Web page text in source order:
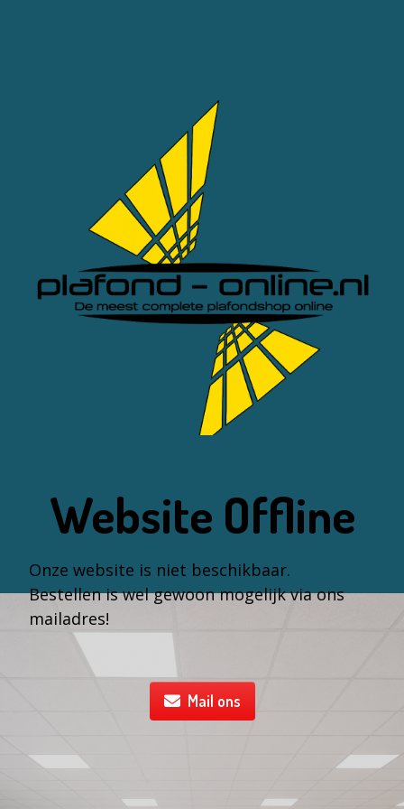
Website Offline
Onze website is niet beschikbaar.
Bestellen is wel gewoon mogelijk via ons
mailadres!
Mail ons